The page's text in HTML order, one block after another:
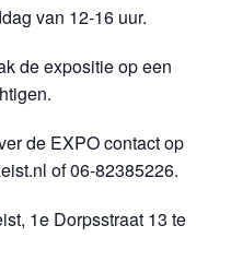
van 12-16 uur.
de expositie op een
de EXPO contact op
of 06-82385226.
1e Dorpsstraat 13 te